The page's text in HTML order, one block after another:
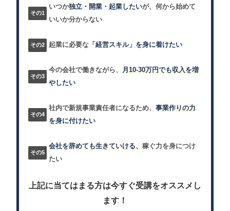
いつか独立・開業・起業したいが、何から始めて
いいか分からない
起業に必要な 「経営スキル」を身に着けたい
今の会社で働きながら、
月10-30万円でも収入を増
やしたい
社内で新規事業責任者になるため、事業作りの力
を身に付けたい
会社を辞めても生きていける、稼ぐ力を身につけ
たい
上記に当てはまる方は今すぐ受講をオススメし
ます！